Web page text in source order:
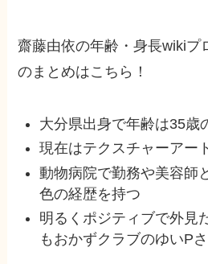
齋藤由依の年齢・身長wikiプ
のまとめはこちら！
大分県出身で年齢は35歳
現在はテクスチャーアー
動物病院で勤務や美容師
色の経歴を持つ
明るくポジティブで外見
もおかずクラブのゆいP